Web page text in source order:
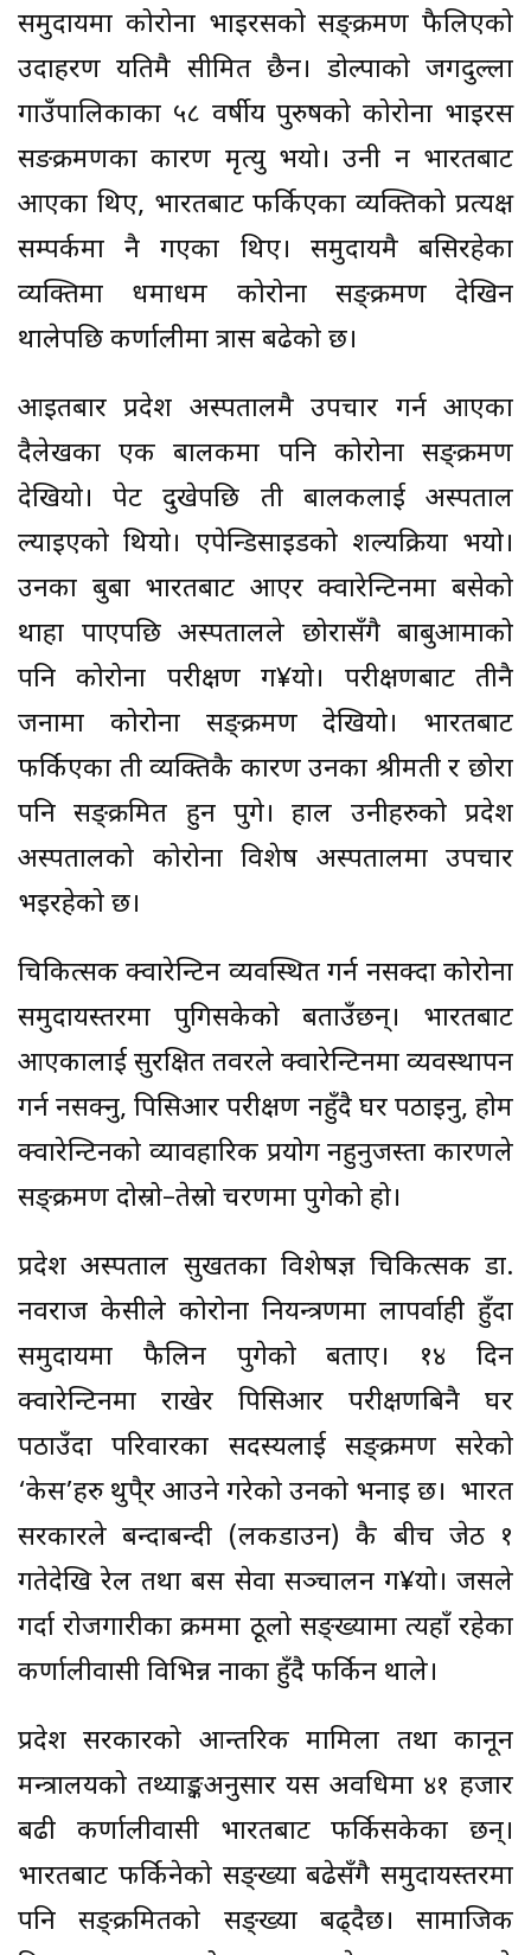
समुदायमा कोरोना भाइरसको सङ्क्रमण फैलिएको
उदाहरण यतिमै सीमित छैन। डोल्पाको जगदुल्ला
गाउँपालिकाका ५८ वर्षीय पुरुषको कोरोना भाइरस
सङक्रमणका कारण मृत्यु भयो। उनी न भारतबाट
आएका थिए, भारतबाट फर्किएका व्यक्तिको प्रत्यक्ष
सम्पर्कमा नै गएका थिए। समुदायमै बसिरहेका
व्यक्तिमा धमाधम कोरोना सङ्क्रमण देखिन
थालेपछि कर्णालीमा त्रास बढेको छ।
आइतबार प्रदेश अस्पतालमै उपचार गर्न आएका
दैलेखका एक बालकमा पनि कोरोना सङ्क्रमण
देखियो। पेट दुखेपछि ती बालकलाई अस्पताल
ल्याइएको थियो। एपेन्डिसाइडको शल्यक्रिया भयो।
उनका बुबा भारतबाट आएर क्वारेन्टिनमा बसेको
थाहा पाएपछि अस्पतालले छोरासँगै बाबुआमाको
पनि कोरोना परीक्षण ग¥यो। परीक्षणबाट तीनै
जनामा कोरोना सङ्क्रमण देखियो। भारतबाट
फर्किएका ती व्यक्तिकै कारण उनका श्रीमती र छोरा
पनि सङ्क्रमित हुन पुगे। हाल उनीहरुको प्रदेश
अस्पतालको कोरोना विशेष अस्पतालमा उपचार
भइरहेको छ।
चिकित्सक क्वारेन्टिन व्यवस्थित गर्न नसक्दा कोरोना
समुदायस्तरमा पुगिसकेको बताउँछन्। भारतबाट
आएकालाई सुरक्षित तवरले क्वारेन्टिनमा व्यवस्थापन
गर्न नसक्नु, पिसिआर परीक्षण नहुँदै घर पठाइनु, होम
क्वारेन्टिनको व्यावहारिक प्रयोग नहुनुजस्ता कारणले
सङ्क्रमण दोस्रो–तेस्रो चरणमा पुगेको हो।
प्रदेश अस्पताल सुर्खेतका विशेषज्ञ चिकित्सक डा.
नवराज केसीले कोरोना नियन्त्रणमा लापर्वाही हुँदा
समुदायमा फैलिन पुगेको बताए। १४ दिन
क्वारेन्टिनमा राखेर पिसिआर परीक्षणबिनै घर
पठाउँदा परिवारका सदस्यलाई सङ्क्रमण सरेको
‘केस’हरु थुपै्र आउने गरेको उनको भनाइ छ। भारत
सरकारले बन्दाबन्दी (लकडाउन) कै बीच जेठ १
गतेदेखि रेल तथा बस सेवा सञ्चालन ग¥यो। जसले
गर्दा रोजगारीका क्रममा ठूलो सङ्ख्यामा त्यहाँ रहेका
कर्णालीवासी विभिन्न नाका हुँदै फर्किन थाले।
प्रदेश सरकारको आन्तरिक मामिला तथा कानून
मन्त्रालयको तथ्याङ्कअनुसार यस अवधिमा ४१ हजार
बढी कर्णालीवासी भारतबाट फर्किसकेका छन्।
भारतबाट फर्किनेको सङ्ख्या बढेसँगै समुदायस्तरमा
पनि सङ्क्रमितको सङ्ख्या बढ्दैछ। सामाजिक